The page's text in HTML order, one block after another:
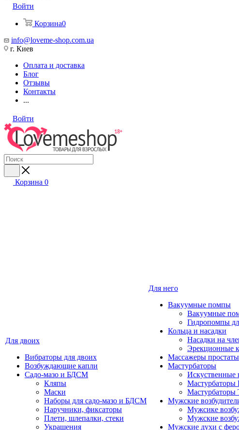
Войти
Корзина0
info@loveme-shop.com.ua
г. Киев
Оплата и доставка
Блог
Отзывы
Контакты
...
Войти
Корзина 0
Для двоих
Вибраторы для двоих
Возбуждающие капли
Садо-мазо и БДСМ
Кляпы
Маски
Наборы для садо-мазо и БДСМ
Наручники, фиксаторы
Плети, шлепалки, стеки
Украшения
Для него
Вакуумные помпы
Вакуумные
Гидропомпы
Кольца и насадки
Насадки на
Эрекционные
Массажеры простаты
Мастурбаторы
Искуственные
Мастурбаторы
Мастурбаторы
Мужские
Мужсике
Мужские
Мужские духи с